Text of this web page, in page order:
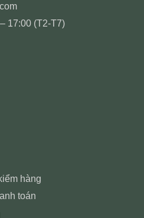
17:00 (T2-T7)
hàng
toán